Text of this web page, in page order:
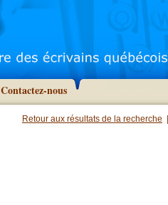
Contactez-nous
Retour aux résultats de la recherche